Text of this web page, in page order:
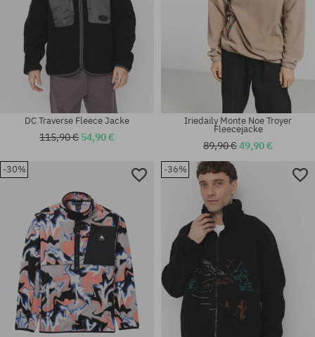
Verfügbare Größen:
Verfügbare Größen:
DC Traverse Fleece Jacke
115,90 € 54,90 €
Iriedaily Monte Noe Troyer
Fleecejacke
89,90 €49,90 €
-30% -36%